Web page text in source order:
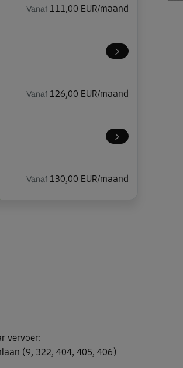
Vanaf 111,00 EUR/maand
Vanaf 126,00 EUR/maand
Vanaf 130,00 EUR/maand
Vanaf 147,00 EUR/maand
vervoer:
(9, 322, 404, 405, 406)